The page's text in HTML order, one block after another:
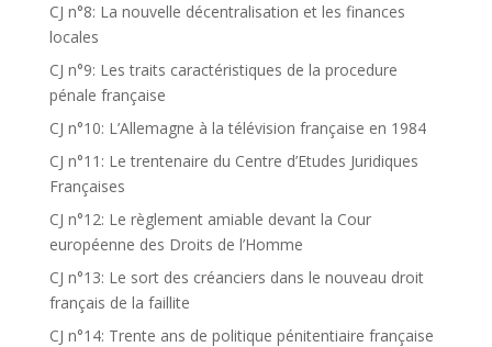
CJ n°8: La nouvelle décentralisation et les finances
locales
CJ n°9: Les traits caractéristiques de la procedure
pénale française
CJ n°10: L’Allemagne à la télévision française en 1984
CJ n°11: Le trentenaire du Centre d’Etudes Juridiques
Françaises
CJ n°12: Le règlement amiable devant la Cour
européenne des Droits de l’Homme
CJ n°13: Le sort des créanciers dans le nouveau droit
français de la faillite
CJ n°14: Trente ans de politique pénitentiaire française